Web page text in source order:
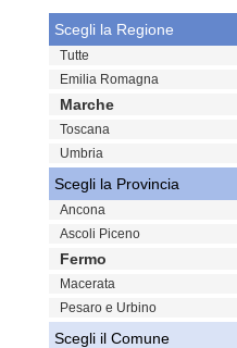
Scegli la Regione
Tutte
Emilia Romagna
Marche
Toscana
Umbria
Scegli la Provincia
Ancona
Ascoli Piceno
Fermo
Macerata
Pesaro e Urbino
Scegli il Comune